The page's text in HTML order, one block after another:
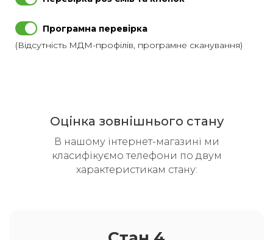
Програмна перевірка
(Відсутність МДМ-профілів, програмне сканування)
Оцінка зовнішнього стану
В нашому інтернет-магазині ми
класифікуємо телефони по двум
характеристикам стану: